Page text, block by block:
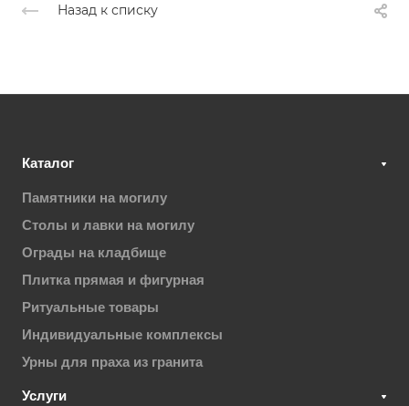
Назад к списку
Каталог
Памятники на могилу
Столы и лавки на могилу
Ограды на кладбище
Плитка прямая и фигурная
Ритуальные товары
Индивидуальные комплексы
Урны для праха из гранита
Услуги